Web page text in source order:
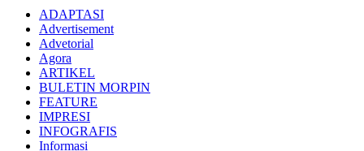
ADAPTASI
Advertisement
Advetorial
Agora
ARTIKEL
BULETIN MORPIN
FEATURE
IMPRESI
INFOGRAFIS
Informasi